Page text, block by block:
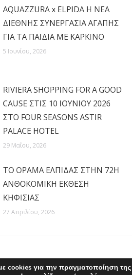
AQUAZZURA x ELPIDA Η ΝΕΑ
ΔΙΕΘΝΗΣ ΣΥΝΕΡΓΑΣΙΑ ΑΓΑΠΗΣ
ΓΙΑ ΤΑ ΠΑΙΔΙΑ ΜΕ ΚΑΡΚΙΝΟ
5 Ιουνίου, 2026
RIVIERA SHOPPING FOR A GOOD
CAUSE ΣΤΙΣ 10 ΙΟΥΝΙΟΥ 2026
ΣΤΟ FOUR SEASONS ASTIR
PALACE HOTEL
29 Μαΐου, 2026
ΤΟ ΟΡΑΜΑ ΕΛΠΙΔΑΣ ΣΤΗΝ 72Η
ΑΝΘΟΚΟΜΙΚΗ ΕΚΘΕΣΗ
ΚΗΦΙΣΙΑΣ
27 Απριλίου, 2026
cookies για την πραγματοποίηση